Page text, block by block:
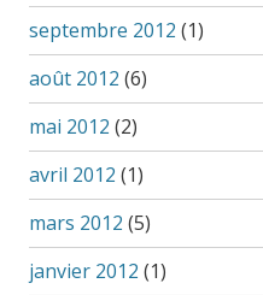
septembre 2012 (1)
août 2012 (6)
mai 2012 (2)
avril 2012 (1)
mars 2012 (5)
janvier 2012 (1)